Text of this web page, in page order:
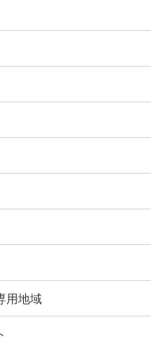
用地域